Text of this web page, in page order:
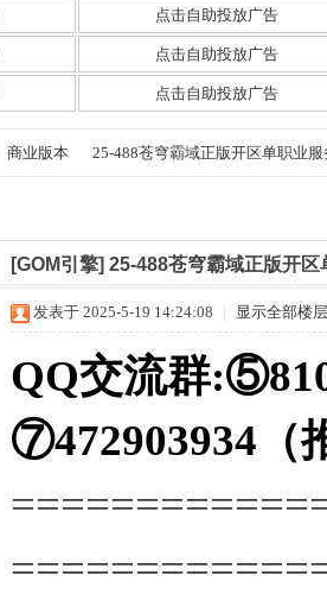
点击自助投放广告
点击自助投放广告
点击自助投放广告
商业版本
›
25-488苍穹霸域正版开区单职业服
[GOM引擎] 25-488苍穹霸域正版开
发表于 2025-5-19 14:24:08 | 显示全部楼层
QQ交流群
⑦472903934（